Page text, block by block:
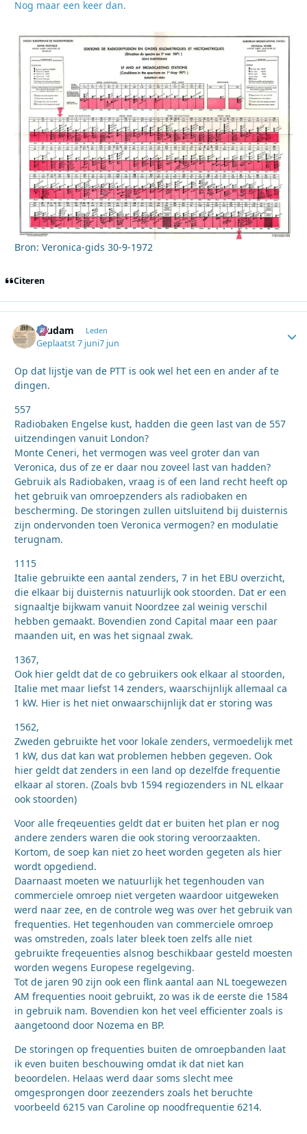
Nog maar een keer dan.
Bron: Veronica-gids 30-9-1972
Citeren
ruudam Leden
Geplaatst7 juni7 jun
Op dat lijstje van de PTT is ook wel het een en ander af te
dingen.
557
Radiobaken Engelse kust, hadden die geen last van de 557
uitzendingen vanuit London?
Monte Ceneri, het vermogen was veel groter dan van
Veronica, dus of ze er daar nou zoveel last van hadden?
Gebruik als Radiobaken, vraag is of een land recht heeft op
het gebruik van omroepzenders als radiobaken en
bescherming. De storingen zullen uitsluitend bij duisternis
zijn ondervonden toen Veronica vermogen? en modulatie
terugnam.
1115
Italie gebruikte een aantal zenders, 7 in het EBU overzicht,
die elkaar bij duisternis natuurlijk ook stoorden. Dat er een
signaaltje bijkwam vanuit Noordzee zal weinig verschil
hebben gemaakt. Bovendien zond Capital maar een paar
maanden uit, en was het signaal zwak.
1367,
Ook hier geldt dat de co gebruikers ook elkaar al stoorden,
Italie met maar liefst 14 zenders, waarschijnlijk allemaal ca
1 kW. Hier is het niet onwaarschijnlijk dat er storing was
1562,
Zweden gebruikte het voor lokale zenders, vermoedelijk met
1 kW, dus dat kan wat problemen hebben gegeven. Ook
hier geldt dat zenders in een land op dezelfde frequentie
elkaar al storen. (Zoals bvb 1594 regiozenders in NL elkaar
ook stoorden)
Voor alle freqeuenties geldt dat er buiten het plan er nog
andere zenders waren die ook storing veroorzaakten.
Kortom, de soep kan niet zo heet worden gegeten als hier
wordt opgediend.
Daarnaast moeten we natuurlijk het tegenhouden van
commerciele omroep niet vergeten waardoor uitgeweken
werd naar zee, en de controle weg was over het gebruik van
frequenties. Het tegenhouden van commerciele omroep
was omstreden, zoals later bleek toen zelfs alle niet
gebruikte freqeuenties alsnog beschikbaar gesteld moesten
worden wegens Europese regelgeving.
Tot de jaren 90 zijn ook een flink aantal aan NL toegewezen
AM frequenties nooit gebruikt, zo was ik de eerste die 1584
in gebruik nam. Bovendien kon het veel efficienter zoals is
aangetoond door Nozema en BP.
De storingen op frequenties buiten de omroepbanden laat
ik even buiten beschouwing omdat ik dat niet kan
beoordelen. Helaas werd daar soms slecht mee
omgesprongen door zeezenders zoals het beruchte
voorbeeld 6215 van Caroline op noodfrequentie 6214.